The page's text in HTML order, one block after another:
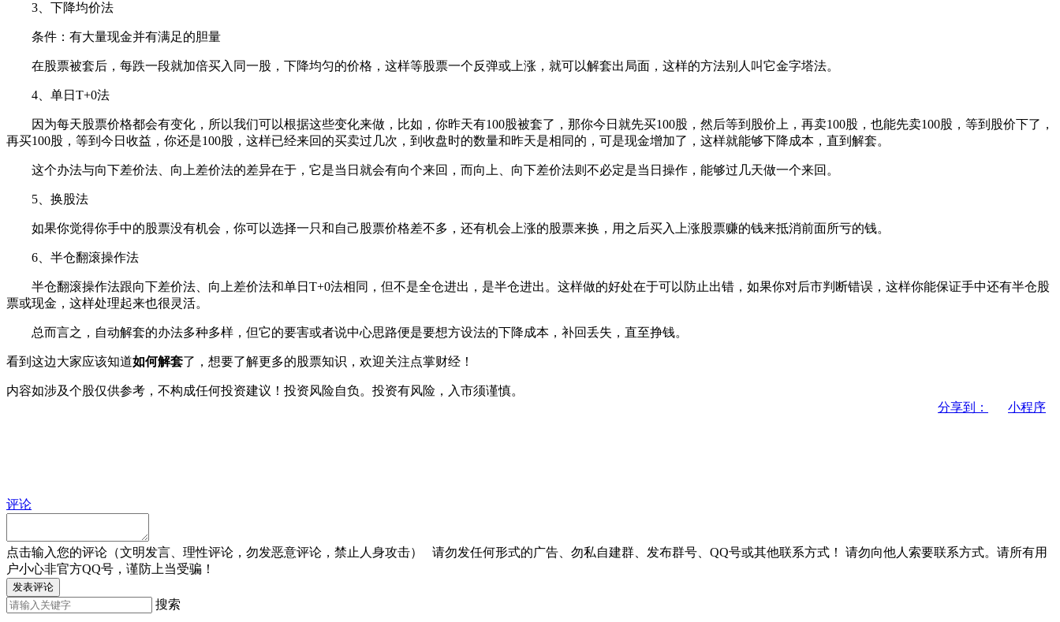
3、下降均价法
条件：有大量现金并有满足的胆量
在股票被套后，每跌一段就加倍买入同一股，下降均匀的价格，这样等股票一个反弹或上涨，就可以解套出局面，这样的方法别人叫它金字塔法。
4、单日T+0法
因为每天股票价格都会有变化，所以我们可以根据这些变化来做，比如，你昨天有100股被套了，那你今日就先买100股，然后等到股价上，再卖100股，也能先卖100股，等到股价下了，
再买100股，等到今日收益，你还是100股，这样已经来回的买卖过几次，到收盘时的数量和昨天是相同的，可是现金增加了，这样就能够下降成本，直到解套。
这个办法与向下差价法、向上差价法的差异在于，它是当日就会有向个来回，而向上、向下差价法则不必定是当日操作，能够过几天做一个来回。
5、换股法
如果你觉得你手中的股票没有机会，你可以选择一只和自己股票价格差不多，还有机会上涨的股票来换，用之后买入上涨股票赚的钱来抵消前面所亏的钱。
6、半仓翻滚操作法
半仓翻滚操作法跟向下差价法、向上差价法和单日T+0法相同，但不是全仓进出，是半仓进出。这样做的好处在于可以防止出错，如果你对后市判断错误，这样你能保证手中还有半仓股
票或现金，这样处理起来也很灵活。
总而言之，自动解套的办法多种多样，但它的要害或者说中心思路便是要想方设法的下降成本，补回丢失，直至挣钱。
看到这边大家应该知道如何解套了，想要了解更多的股票知识，欢迎关注点掌财经！
内容如涉及个股仅供参考，不构成任何投资建议！投资风险自负。投资有风险，入市须谨慎。
分享到：
小程序
评论
点击输入您的评论（文明发言、理性评论，勿发恶意评论，禁止人身攻击） 请勿发任何形式的广告、勿私自建群、发布群号、QQ号或其他联系方式！
请勿向他人索要联系方式。请所有用
户小心非官方QQ号，谨防上当受骗！
发表评论
搜索